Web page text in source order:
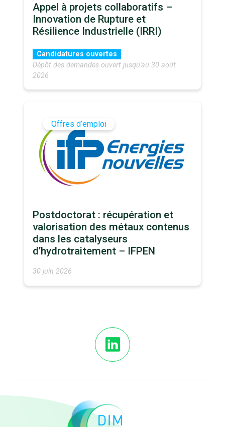
Appel à projets collaboratifs –
Innovation de Rupture et
Résilience Industrielle (IRRI)
Candidatures ouvertes
Dépôt des demandes ouvert jusqu'au 30 août
2026
Offres d’emploi
Postdoctorat : récupération et
valorisation des métaux contenus
dans les catalyseurs
d’hydrotraitement – IFPEN
30 juin 2026